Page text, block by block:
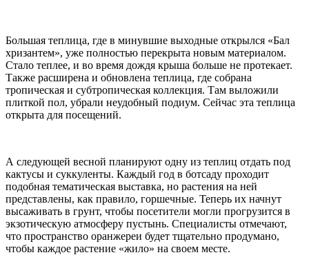
Большая теплица, где в минувшие выходные открылся «Бал
хризантем», уже полностью перекрыта новым материалом.
Стало теплее, и во время дождя крыша больше не протекает.
Также расширена и обновлена теплица, где собрана
тропическая и субтропическая коллекция. Там выложили
плиткой пол, убрали неудобный подиум. Сейчас эта теплица
открыта для посещений.
А следующей весной планируют одну из теплиц отдать под
кактусы и суккуленты. Каждый год в ботсаду проходит
подобная тематическая выставка, но растения на ней
представлены, как правило, горшечные. Теперь их начнут
высаживать в грунт, чтобы посетители могли прогрузится в
экзотическую атмосферу пустынь. Специалисты отмечают,
что пространство оранжереи будет тщательно продумано,
чтобы каждое растение «жило» на своем месте.